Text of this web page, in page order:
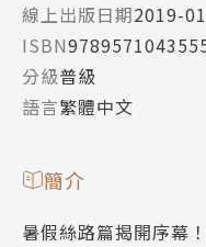
線上出版日期2019-
ISBN
分級普級
語言繁體中文
簡介
暑假絲路篇揭開序幕